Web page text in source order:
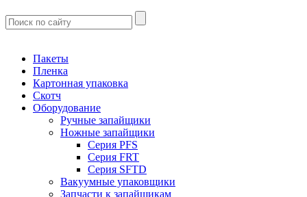
Пакеты
Пленка
Картонная упаковка
Скотч
Оборудование
Ручные запайщики
Ножные запайщики
Серия PFS
Серия FRT
Серия SFTD
Вакуумные упаковщики
Запчасти к запайщикам